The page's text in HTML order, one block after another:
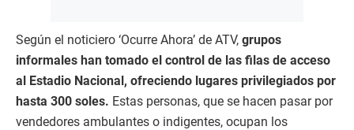
Según el noticiero ‘Ocurre Ahora’ de ATV, grupos
informales han tomado el control de las filas de acceso
al Estadio Nacional, ofreciendo lugares privilegiados por
hasta 300 soles. Estas personas, que se hacen pasar por
vendedores ambulantes o indigentes, ocupan los